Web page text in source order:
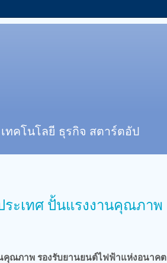
ทคโนโลยี ธุรกิจ สตาร์ตอัป
ะเทศ ปั้นแรงงานคุณภาพ
คุณภาพ รองรับยานยนต์ไฟฟ้าแห่งอนาคต